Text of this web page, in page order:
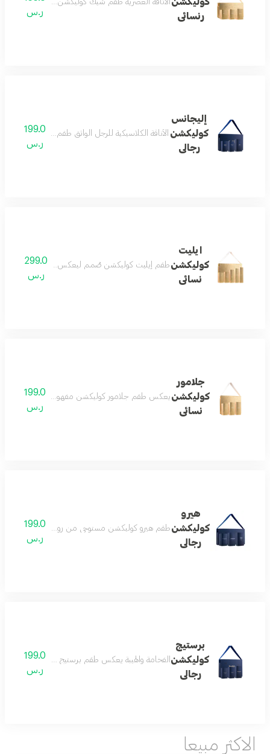
رنسائى
ر.س
إليجانس
كوليكشن
رجالى
الأناقة الكلاسيكية للرجل الواثق طقم إليجانس
199.0
ر.س
ايليت
كوليكشن
نسائى
طقم إيليت كوليكشن صُمم ليعكس مفهوم الفخامة
299.0
ر.س
جلامور
كوليكشن
نسائى
يعكس طقم جلامور كوليكشن مفهوم الأنوثة الجذابة
199.0
ر.س
هيرو
كوليكشن
رجالى
طقم هيرو كوليكشن مستوحى من روح المغامرة والطاقة
199.0
ر.س
برستيج
كوليكشن
رجالى
الفخامة والهيبة يعكس طقم برستيج كوليكشن مفهوم
199.0
ر.س
الاكثر مبيعا